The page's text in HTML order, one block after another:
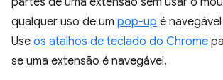
qualquer uso de um pop-up é
Use os atalhos de teclado do Chrome
se uma extensão é navegável.